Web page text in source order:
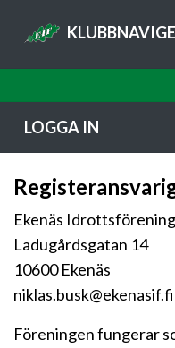
LOGGA IN
Ekenäs
Ladugårdsgatan 14
10600 Ekenäs
niklas.busk@ekenasif.fi
Föreningen fungerar